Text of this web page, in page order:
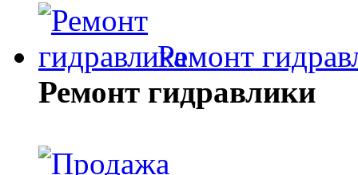
Ремонт
Ремонт гидравлики